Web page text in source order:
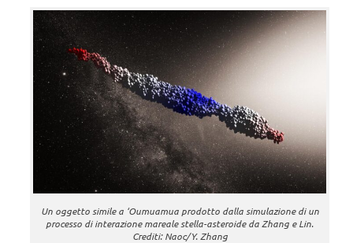
Un oggetto simile a ‘Oumuamua prodotto dalla simulazione di un
processo di interazione mareale stella-asteroide da Zhang e Lin.
Crediti: Naoc/Y. Zhang